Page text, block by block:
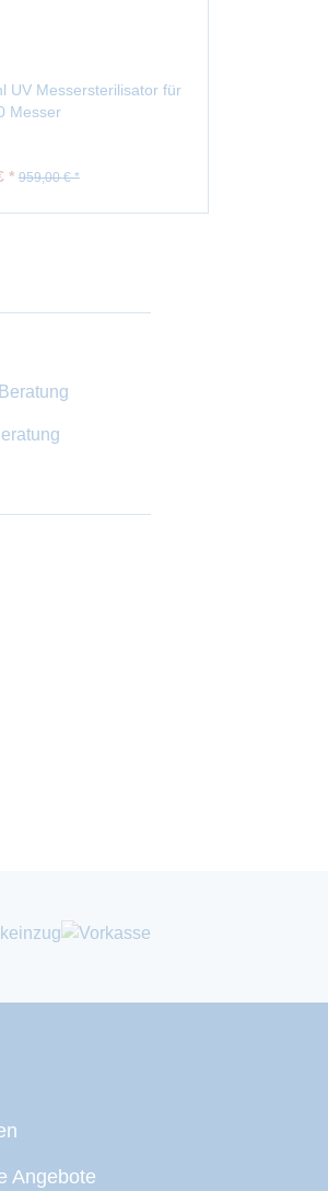
UV Messersterilisator für
Messer
* 959,00 € *
Angebote